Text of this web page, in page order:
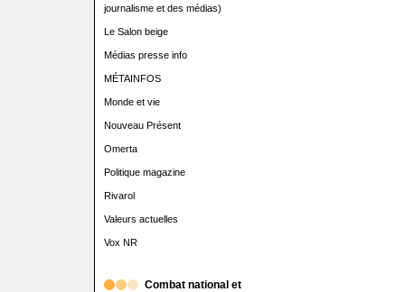
journalisme et des médias)
Le Salon beige
Médias presse info
MÉTAINFOS
Monde et vie
Nouveau Présent
Omerta
Politique magazine
Rivarol
Valeurs actuelles
Vox NR
Combat national et